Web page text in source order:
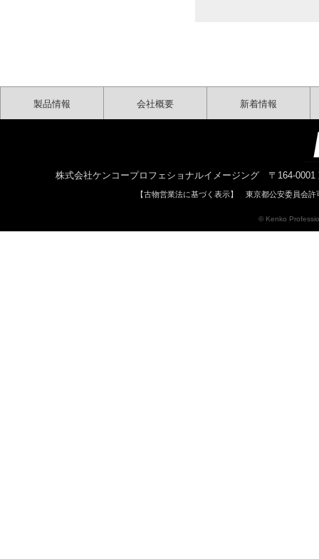
製品情報 会社概要 新着情報
株式会社ケンコープロフェショナルイメージング 〒164-
【古物営業法に基づく表示】 東京都公安委員会
© Kenko